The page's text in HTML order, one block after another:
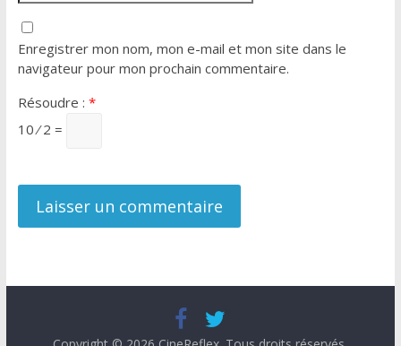
Enregistrer mon nom, mon e-mail et mon site dans le
navigateur pour mon prochain commentaire.
Résoudre : *
10 ⁄ 2 =